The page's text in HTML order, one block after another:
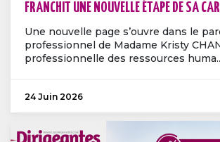
FRANCHIT UNE NOUVELLE ÉTAPE DE SA
Une nouvelle page s’ouvre dans le
professionnel de Madame Kristy
professionnelle des ressources
24 Juin 2026